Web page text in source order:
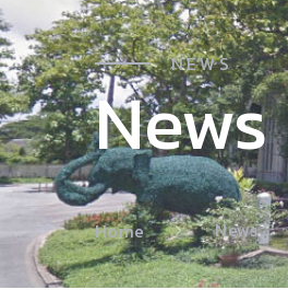
NEWS
News
Home News